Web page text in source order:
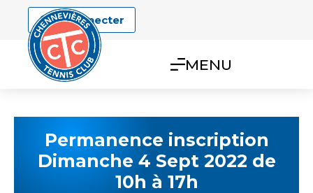
Se connecter
MENU
Permanence inscription
Dimanche 4 Sept 2022 de
10h à 17h